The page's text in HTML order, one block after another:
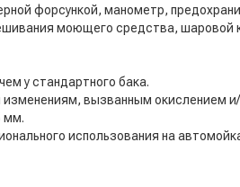
форсункой, манометр,
моющего средства,
у стандартного бака.
вызванным окислением
мм.
использования на